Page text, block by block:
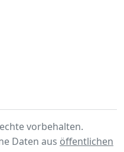
vorbehalten.
Daten aus öffentlichen